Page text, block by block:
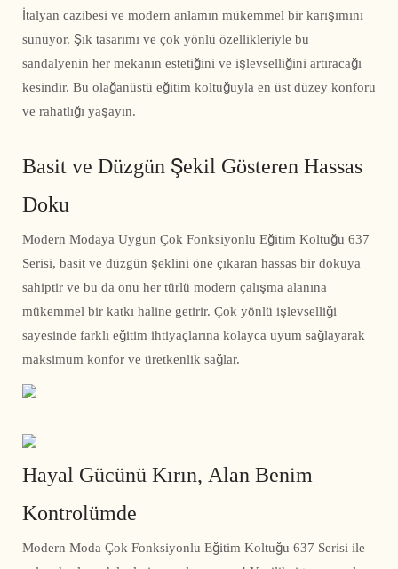
İtalyan cazibesi ve modern anlamın mükemmel bir karışımını
sunuyor. Şık tasarımı ve çok yönlü özellikleriyle bu
sandalyenin her mekanın estetiğini ve işlevselliğini artıracağı
kesindir. Bu olağanüstü eğitim koltuğuyla en üst düzey konforu
ve rahatlığı yaşayın.
Basit ve Düzgün Şekil Gösteren Hassas
Doku
Modern Modaya Uygun Çok Fonksiyonlu Eğitim Koltuğu 637
Serisi, basit ve düzgün şeklini öne çıkaran hassas bir dokuya
sahiptir ve bu da onu her türlü modern çalışma alanına
mükemmel bir katkı haline getirir. Çok yönlü işlevselliği
sayesinde farklı eğitim ihtiyaçlarına kolayca uyum sağlayarak
maksimum konfor ve üretkenlik sağlar.
Hayal Gücünü Kırın, Alan Benim
Kontrolümde
Modern Moda Çok Fonksiyonlu Eğitim Koltuğu 637 Serisi ile